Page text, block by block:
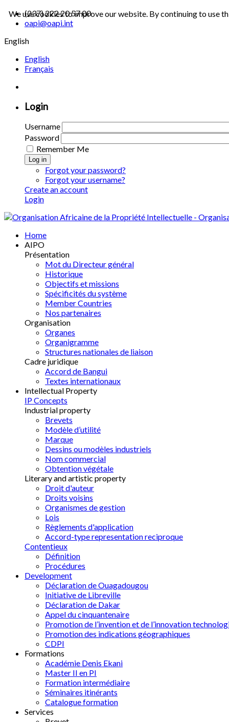
(237) 222 20 57 00
oapi@oapi.int
English
English
Français
Login
Username
Password
Remember Me
Log in
Forgot your password?
Forgot your username?
Create an account
Login
Home
AIPO
Présentation
Mot du Directeur général
Historique
Objectifs et missions
Spécificités du système
Member Countries
Nos partenaires
Organisation
Organes
Organigramme
Structures nationales de liaison
Cadre juridique
Accord de Bangui
Textes internationaux
Intellectual Property
IP Concepts
Industrial property
Brevets
Modèle d’utilité
Marque
Dessins ou modèles industriels
Nom commercial
Obtention végétale
Literary and artistic property
Droit d'auteur
Droits voisins
Organismes de gestion
Lois
Règlements d'application
Accord-type representation reciproque
Contentieux
Définition
Procédures
Development
Déclaration de Ouagadougou
Initiative de Libreville
Déclaration de Dakar
Appel du cinquantenaire
Promotion de l’invention et de l’innovation
Promotion des indications géographiques
CDPI
Formations
Académie Denis Ekani
Master II en PI
Formation intermédiaire
Séminaires itinérants
Catalogue formation
Services
We use cookies to improve our website. By continuing to use